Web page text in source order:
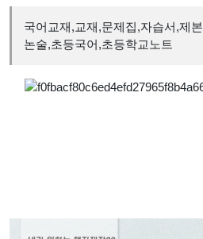
국어교재,교재,문제집,자습서,제
논술,초등국어,초등학교노트